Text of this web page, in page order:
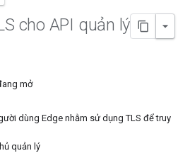
cho API quản lý
mở
dùng Edge nhằm sử dụng TLS để truy
quản lý